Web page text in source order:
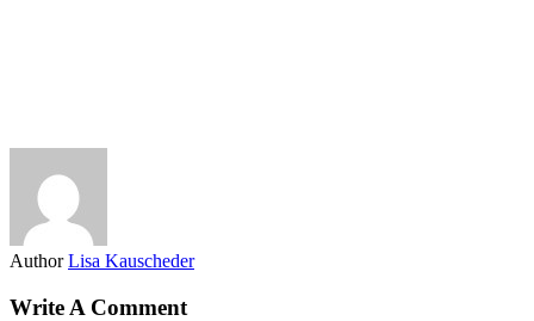
Author Lisa Kauscheder
Write A Comment